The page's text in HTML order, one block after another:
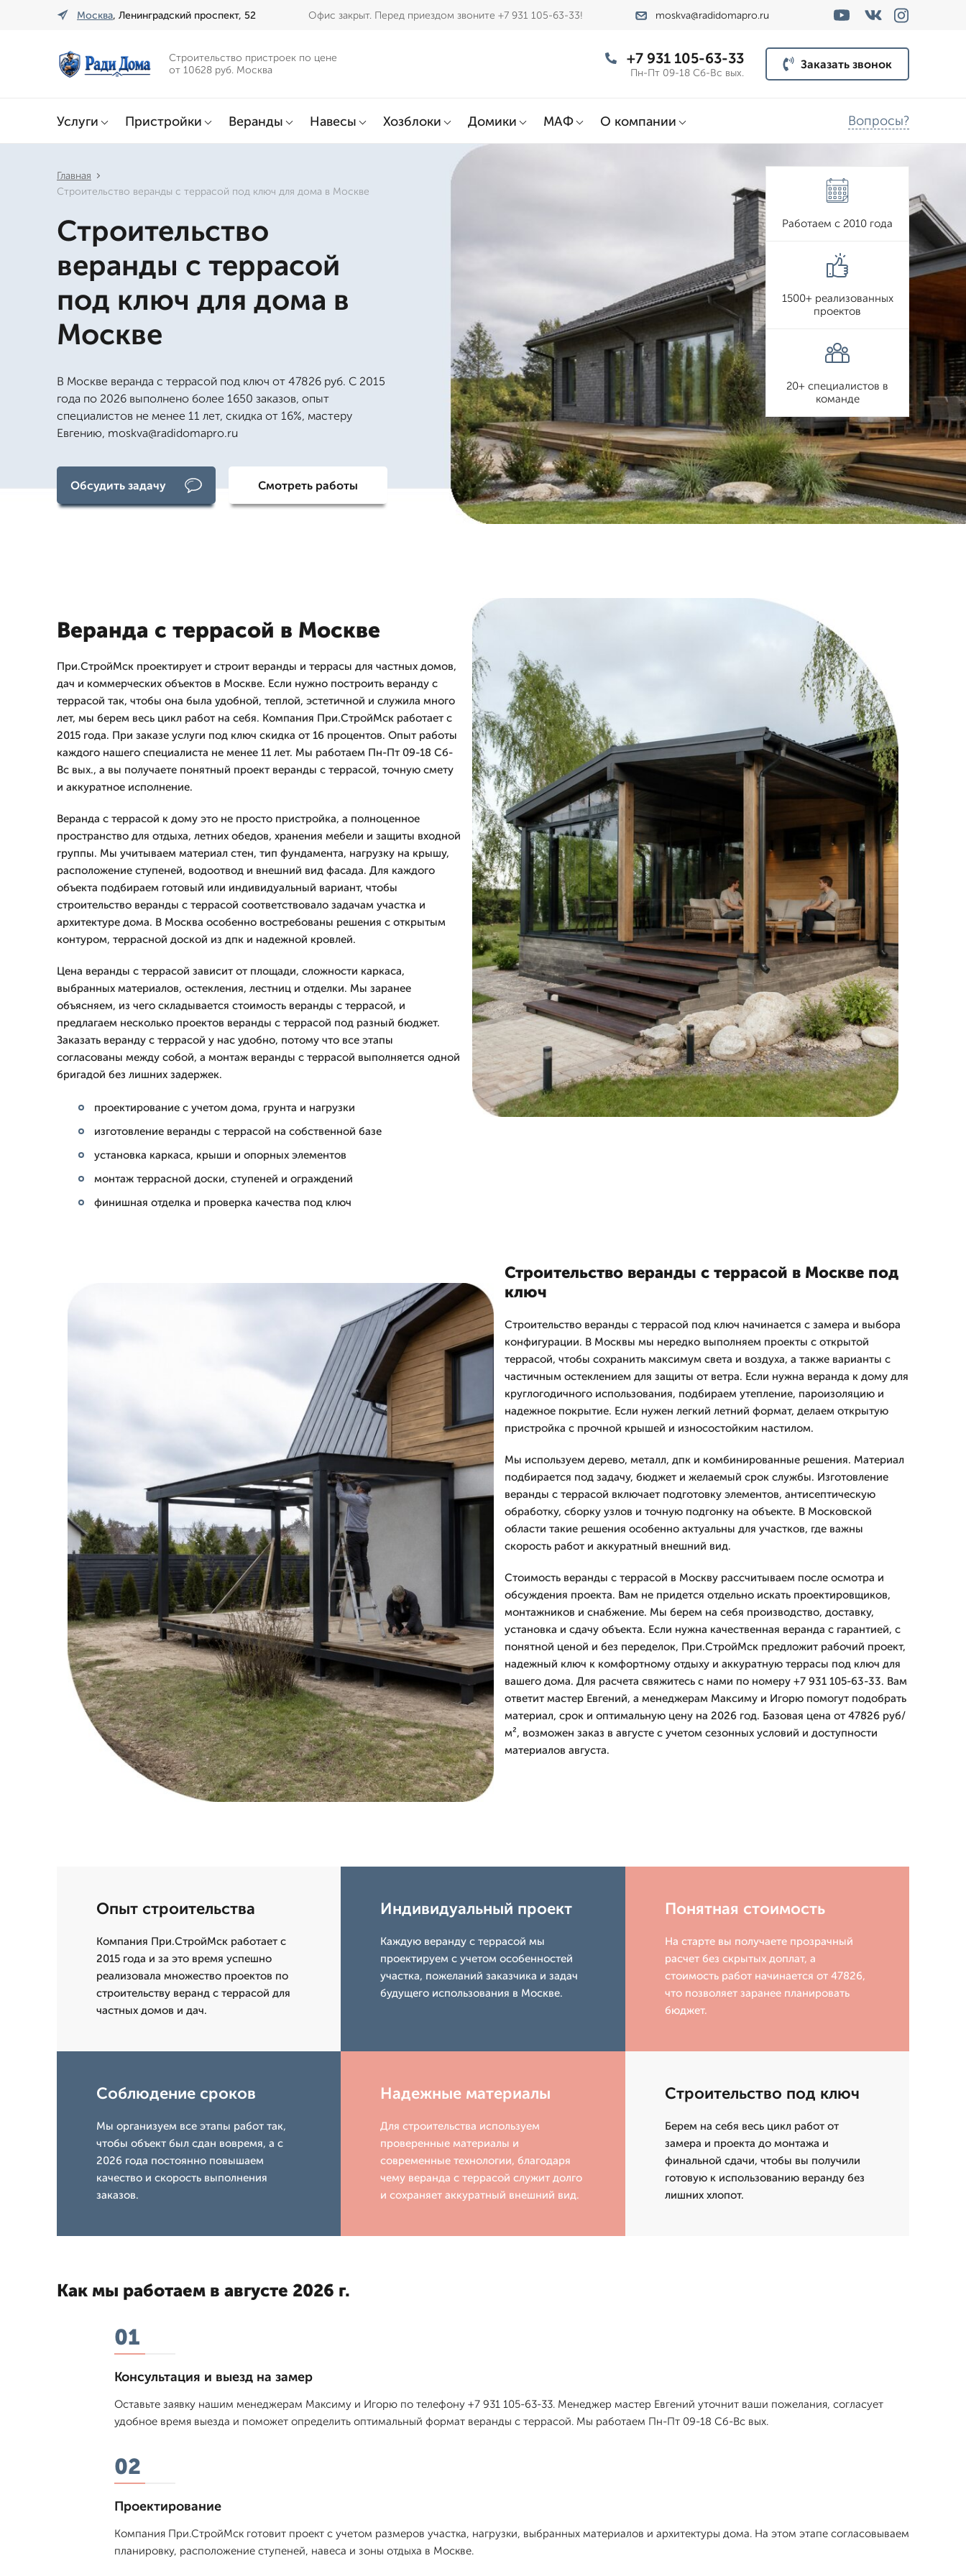
Москва, Ленинградский проспект, 52 Офис закрыт. Перед приездом звоните +7 931 105-63-33! moskva@radidomapro.ru
Строительство пристроек по цене
от 10628 руб. Москва
+7 931 105-63-33
Пн-Пт 09-18 Сб-Вс вых.
Заказать звонок
Услуги Пристройки Веранды Навесы Хозблоки Домики МАФ О компании Вопросы?
Главная
Строительство веранды с террасой под ключ для дома в Москве
Строительство
веранды с террасой
под ключ для дома в
Москве
В Москве веранда с террасой под ключ от 47826 руб. С 2015
года по 2026 выполнено более 1650 заказов, опыт
специалистов не менее 11 лет, скидка от 16%, мастеру
Евгению, moskva@radidomapro.ru
Обсудить задачу Смотреть работы
Работаем с 2010 года
1500+ реализованных
проектов
20+ специалистов в
команде
Веранда с террасой в Москве
При.СтройМск проектирует и строит веранды и террасы для частных домов,
дач и коммерческих объектов в Москве. Если нужно построить веранду с
террасой так, чтобы она была удобной, теплой, эстетичной и служила много
лет, мы берем весь цикл работ на себя. Компания При.СтройМск работает с
2015 года. При заказе услуги под ключ скидка от 16 процентов. Опыт работы
каждого нашего специалиста не менее 11 лет. Мы работаем Пн-Пт 09-18 Сб-
Вс вых., а вы получаете понятный проект веранды с террасой, точную смету
и аккуратное исполнение.
Веранда с террасой к дому это не просто пристройка, а полноценное
пространство для отдыха, летних обедов, хранения мебели и защиты входной
группы. Мы учитываем материал стен, тип фундамента, нагрузку на крышу,
расположение ступеней, водоотвод и внешний вид фасада. Для каждого
объекта подбираем готовый или индивидуальный вариант, чтобы
строительство веранды с террасой соответствовало задачам участка и
архитектуре дома. В Москва особенно востребованы решения с открытым
контуром, террасной доской из дпк и надежной кровлей.
Цена веранды с террасой зависит от площади, сложности каркаса,
выбранных материалов, остекления, лестниц и отделки. Мы заранее
объясняем, из чего складывается стоимость веранды с террасой, и
предлагаем несколько проектов веранды с террасой под разный бюджет.
Заказать веранду с террасой у нас удобно, потому что все этапы
согласованы между собой, а монтаж веранды с террасой выполняется одной
бригадой без лишних задержек.
проектирование с учетом дома, грунта и нагрузки
изготовление веранды с террасой на собственной базе
установка каркаса, крыши и опорных элементов
монтаж террасной доски, ступеней и ограждений
финишная отделка и проверка качества под ключ
Строительство веранды с террасой в Москве под
ключ
Строительство веранды с террасой под ключ начинается с замера и выбора
конфигурации. В Москвы мы нередко выполняем проекты с открытой
террасой, чтобы сохранить максимум света и воздуха, а также варианты с
частичным остеклением для защиты от ветра. Если нужна веранда к дому для
круглогодичного использования, подбираем утепление, пароизоляцию и
надежное покрытие. Если нужен легкий летний формат, делаем открытую
пристройка с прочной крышей и износостойким настилом.
Мы используем дерево, металл, дпк и комбинированные решения. Материал
подбирается под задачу, бюджет и желаемый срок службы. Изготовление
веранды с террасой включает подготовку элементов, антисептическую
обработку, сборку узлов и точную подгонку на объекте. В Московской
области такие решения особенно актуальны для участков, где важны
скорость работ и аккуратный внешний вид.
Стоимость веранды с террасой в Москву рассчитываем после осмотра и
обсуждения проекта. Вам не придется отдельно искать проектировщиков,
монтажников и снабжение. Мы берем на себя производство, доставку,
установка и сдачу объекта. Если нужна качественная веранда с гарантией, с
понятной ценой и без переделок, При.СтройМск предложит рабочий проект,
надежный ключ к комфортному отдыху и аккуратную террасы под ключ для
вашего дома. Для расчета свяжитесь с нами по номеру +7 931 105-63-33. Вам
ответит мастер Евгений, а менеджерам Максиму и Игорю помогут подобрать
материал, срок и оптимальную цену на 2026 год. Базовая цена от 47826 руб/
м², возможен заказ в августе с учетом сезонных условий и доступности
материалов августа.
Опыт строительства
Компания При.СтройМск работает с
2015 года и за это время успешно
реализовала множество проектов по
строительству веранд с террасой для
частных домов и дач.
Индивидуальный проект
Каждую веранду с террасой мы
проектируем с учетом особенностей
участка, пожеланий заказчика и задач
будущего использования в Москве.
Понятная стоимость
На старте вы получаете прозрачный
расчет без скрытых доплат, а
стоимость работ начинается от 47826,
что позволяет заранее планировать
бюджет.
Соблюдение сроков
Мы организуем все этапы работ так,
чтобы объект был сдан вовремя, а с
2026 года постоянно повышаем
качество и скорость выполнения
заказов.
Надежные материалы
Для строительства используем
проверенные материалы и
современные технологии, благодаря
чему веранда с террасой служит долго
и сохраняет аккуратный внешний вид.
Строительство под ключ
Берем на себя весь цикл работ от
замера и проекта до монтажа и
финальной сдачи, чтобы вы получили
готовую к использованию веранду без
лишних хлопот.
Как мы работаем в августе 2026 г.
01
Консультация и выезд на замер
Оставьте заявку нашим менеджерам Максиму и Игорю по телефону +7 931 105-63-33. Менеджер мастер Евгений уточнит ваши пожелания, согласует
удобное время выезда и поможет определить оптимальный формат веранды с террасой. Мы работаем Пн-Пт 09-18 Сб-Вс вых.
02
Проектирование
Компания При.СтройМск готовит проект с учетом размеров участка, нагрузки, выбранных материалов и архитектуры дома. На этом этапе согласовываем
планировку, расположение ступеней, навеса и зоны отдыха в Москве.